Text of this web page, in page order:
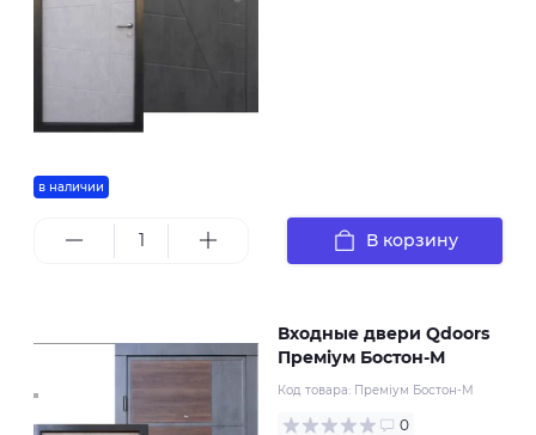
в наличии
В корзину
Входные двери Qdoors
Преміум Бостон-М
Код товара: Преміум Бостон-М
0